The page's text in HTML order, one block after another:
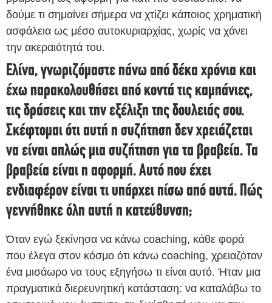
δούμε τι σημαίνει σήμερα να χτίζει κάποιος χρηματική
ασφάλεια ως μέσο αυτοκυριαρχίας, χωρίς να χάνει
την ακεραιότητά του.
Ελίνα, γνωριζόμαστε πάνω από δέκα χρόνια και
έχω παρακολουθήσει από κοντά τις καμπάνιες,
τις δράσεις και την εξέλιξη της δουλειάς σου.
Σκέφτομαι ότι αυτή η συζήτηση δεν χρειάζεται
να είναι απλώς μια συζήτηση για τα βραβεία. Τα
βραβεία είναι η αφορμή. Αυτό που έχει
ενδιαφέρον είναι τι υπάρχει πίσω από αυτά. Πώς
γεννήθηκε όλη αυτή η κατεύθυνση;
Όταν εγώ ξεκίνησα να κάνω coaching, κάθε φορά
που έλεγα στον κόσμο ότι κάνω coaching, χρειαζόταν
ένα μισάωρο να τους εξηγήσω τι είναι αυτό. Ήταν μια
πραγματικά διερευνητική κατάσταση: να καταλάβω το